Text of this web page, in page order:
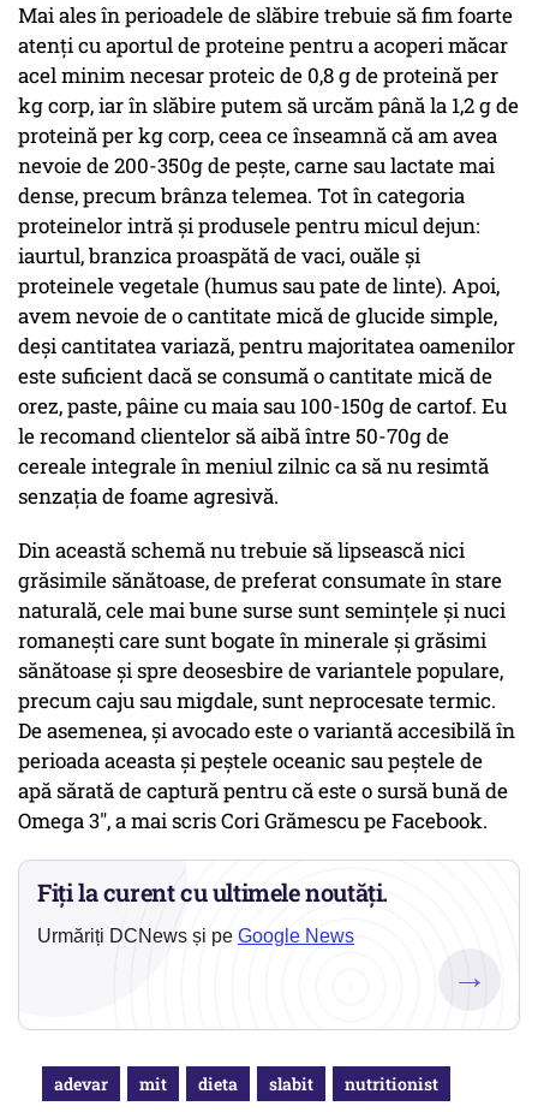
Mai ales în perioadele de slăbire trebuie să fim foarte
atenți cu aportul de proteine pentru a acoperi măcar
acel minim necesar proteic de 0,8 g de proteină per
kg corp, iar în slăbire putem să urcăm până la 1,2 g de
proteină per kg corp, ceea ce înseamnă că am avea
nevoie de 200-350g de pește, carne sau lactate mai
dense, precum brânza telemea. Tot în categoria
proteinelor intră și produsele pentru micul dejun:
iaurtul, branzica proaspătă de vaci, ouăle și
proteinele vegetale (humus sau pate de linte). Apoi,
avem nevoie de o cantitate mică de glucide simple,
deși cantitatea variază, pentru majoritatea oamenilor
este suficient dacă se consumă o cantitate mică de
orez, paste, pâine cu maia sau 100-150g de cartof. Eu
le recomand clientelor să aibă între 50-70g de
cereale integrale în meniul zilnic ca să nu resimtă
senzația de foame agresivă.
Din această schemă nu trebuie să lipsească nici
grăsimile sănătoase, de preferat consumate în stare
naturală, cele mai bune surse sunt semințele și nuci
romanești care sunt bogate în minerale și grăsimi
sănătoase și spre deosesbire de variantele populare,
precum caju sau migdale, sunt neprocesate termic.
De asemenea, și avocado este o variantă accesibilă în
perioada aceasta și peștele oceanic sau peștele de
apă sărată de captură pentru că este o sursă bună de
Omega 3", a mai scris Cori Grămescu pe Facebook.
Fiți la curent cu ultimele noutăți.
Urmăriți DCNews și pe Google News
→
adevar mit dieta slabit nutritionist